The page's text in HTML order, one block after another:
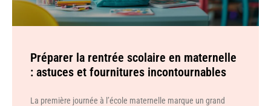
Préparer la rentrée scolaire en maternelle
: astuces et fournitures incontournables
La première journée à l’école maternelle marque un grand